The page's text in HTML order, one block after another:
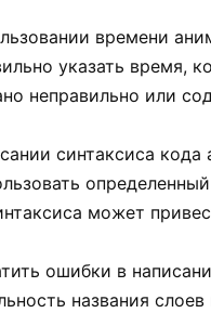
времени
указать время,
неправильно или
синтаксиса
может
ошибки в
названия